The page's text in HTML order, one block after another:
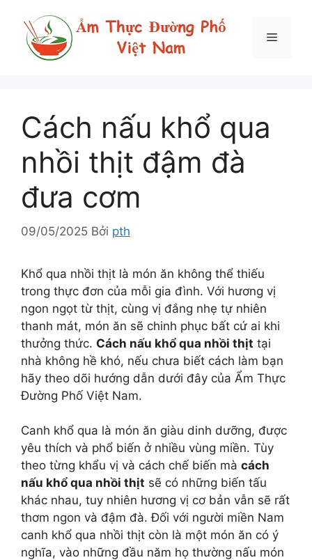
Menu
Cách nấu khổ qua
nhồi thịt đậm đà
đưa cơm
09/05/2025 Bởi pth
Khổ qua nhồi thịt là món ăn không thể thiếu
trong thực đơn của mỗi gia đình. Với hương vị
ngon ngọt từ thịt, cùng vị đắng nhẹ tự nhiên
thanh mát, món ăn sẽ chinh phục bất cứ ai khi
thưởng thức. Cách nấu khổ qua nhồi thịt tại
nhà không hề khó, nếu chưa biết cách làm bạn
hãy theo dõi hướng dẫn dưới đây của Ẩm Thực
Đường Phố Việt Nam.
Canh khổ qua là món ăn giàu dinh dưỡng, được
yêu thích và phổ biến ở nhiều vùng miền. Tùy
theo từng khẩu vị và cách chế biến mà cách
nấu khổ qua nhồi thịt sẽ có những biến tấu
khác nhau, tuy nhiên hương vị cơ bản vẫn sẽ rất
thơm ngon và đậm đà. Đối với người miền Nam
canh khổ qua nhồi thịt còn là một món ăn có ý
nghĩa, vào những đầu năm họ thường nấu món